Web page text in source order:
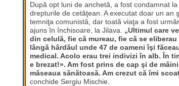
După opt luni de anchetă, a fost condamnat
drepturile de cetăţean. A executat doar un
temniţa comunistă, dar toată viaţa a fost
ajuns în închisoare, la Jilava. „Ultimul care
din celulă, fie că mureau, fie că se
lângă hârdăul unde 47 de oameni îşi
medical. Acolo erau trei indivizi în alb. În
e brezat!». Am fost prins de cap şi de
măseaua sănătoasă. Am crezut că îmi
conchide Sergiu Mischie.